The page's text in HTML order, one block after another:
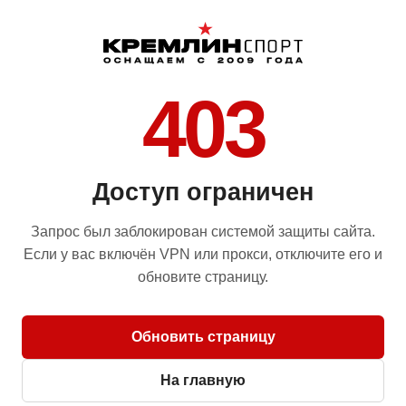
403
Доступ ограничен
Запрос был заблокирован системой защиты сайта.
Если у вас включён VPN или прокси, отключите его и
обновите страницу.
Обновить страницу
На главную